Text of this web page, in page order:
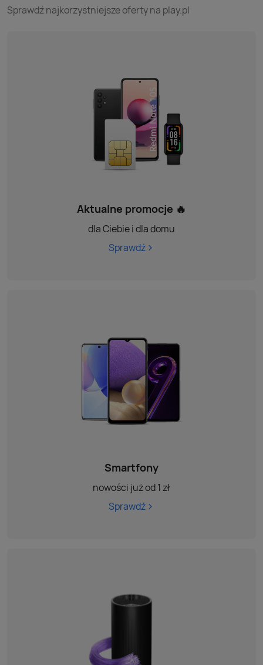
Sprawdź najkorzystniejsze oferty na play.pl
Aktualne promocje 🔥
dla Ciebie i dla domu
Sprawdź
Smartfony
nowości już od 1 zł
Sprawdź